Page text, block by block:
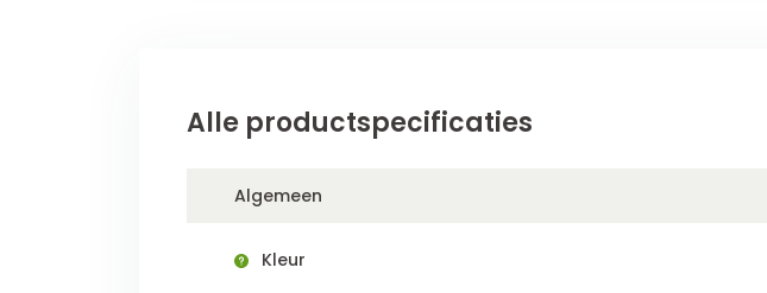
Alle productspecificaties
Algemeen
Kleur